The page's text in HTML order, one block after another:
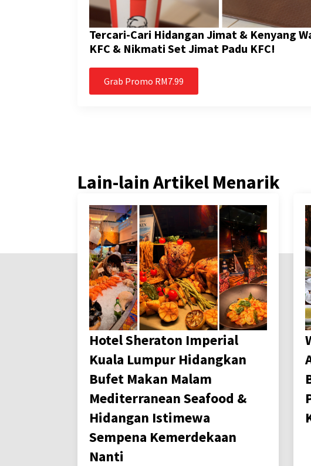
Tercari-Cari Hidangan Jimat & Kenyang
KFC & Nikmati Set Jimat Padu KFC!
Grab Promo RM7.99
Lain-lain Artikel Menarik
Hotel Sheraton Imperial
Kuala Lumpur Hidangkan
Bufet Makan Malam
Mediterranean Seafood &
Hidangan Istimewa
Sempena Kemerdekaan
Nanti